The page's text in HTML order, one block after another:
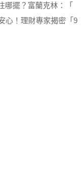
哪擺？富蘭克林：「
心！理財專家揭密「9